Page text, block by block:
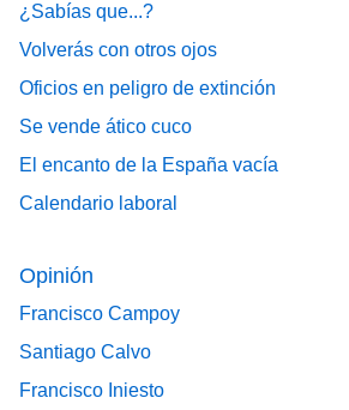
¿Sabías que...?
Volverás con otros ojos
Oficios en peligro de extinción
Se vende ático cuco
El encanto de la España vacía
Calendario laboral
Opinión
Francisco Campoy
Santiago Calvo
Francisco Iniesto